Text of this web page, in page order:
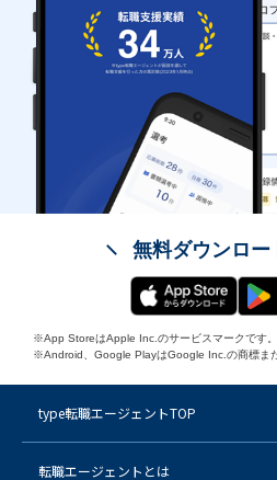
無料ダウンロー
※App StoreはApple Inc.のサービスマークです。
※Android、Google PlayはGoogle Inc.の商標ま
type転職エージェントTOP
転職エージェントとは